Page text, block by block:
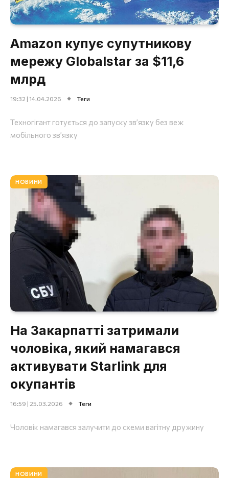
Amazon купує супутникову
мережу Globalstar за $11,6
млрд
19:32 | 14.04.2026 Теги
Техногігант готується до запуску зв’язку без веж
мобільного зв’язку
НОВИНИ
На Закарпатті затримали
чоловіка, який намагався
активувати Starlink для
окупантів
16:59 | 25.03.2026 Теги
Чоловік намагався залучити до схеми вагітну дружину
НОВИНИ